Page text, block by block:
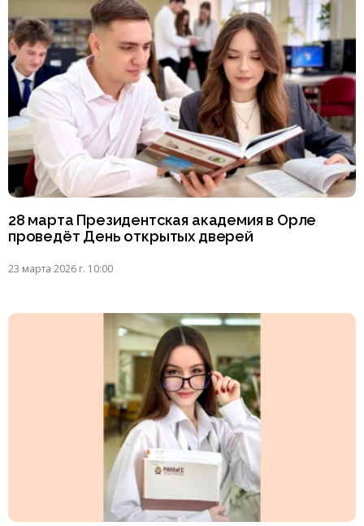
28 марта Президентская академия в Орле
проведёт День открытых дверей
23 марта 2026 г. 10:00